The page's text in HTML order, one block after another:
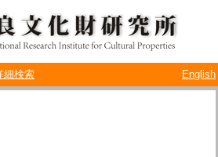
細検索 English